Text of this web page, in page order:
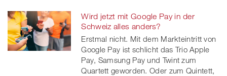
Wird jetzt mit Google Pay in der
Schweiz alles anders?
Erstmal nicht. Mit dem Markteintritt von
Google Pay ist schlicht das Trio Apple
Pay, Samsung Pay und Twint zum
Quartett geworden. Oder zum Quintett,